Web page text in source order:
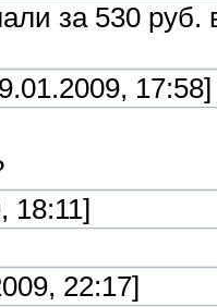
за 530 руб.
17:58]
18:11]
22:17]